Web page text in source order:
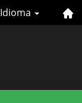
Idioma